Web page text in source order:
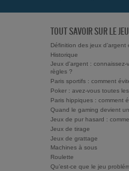
TOUT SAVOIR SUR LE JEU
Définition des jeux d’argent
Historique
Jeux d'argent : connaissez-
règles ?
Paris sportifs : comment
Poker : avez-vous toutes
Paris hippiques : comment
Quand le gaming devient
Jeux de pur hasard :
Jeux de tirage
Jeux de grattage
Machines à sous
Roulette
Qu’est-ce que le jeu